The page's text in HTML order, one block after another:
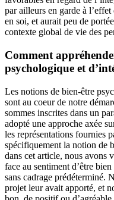
par ailleurs en garde à
en soi, et aurait peu de
contexte global de vie des
Comment
psychologique et
Les notions de bien-être
sont au coeur de notre
sommes inscrites dans un
adopté une approche axée
les représentations fournies
spécifiquement la notion de
dans cet article, nous avons
face au sentiment d’être
sans cadrage prédéterminé.
projet leur avait apporté, et